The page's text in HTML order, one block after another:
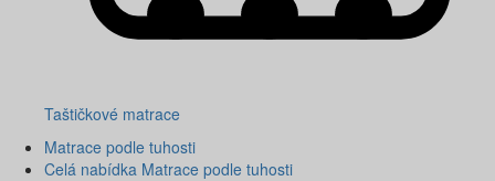
Taštičkové matrace
Matrace podle tuhosti
Celá nabídka Matrace podle tuhosti